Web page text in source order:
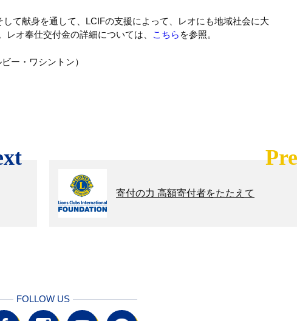
て献身を通して、LCIFの支援によって、レオにも地域社会に大
オ奉仕交付金の詳細については、
こちら を参照。
ー・ワシントン）
寄付の力 高額寄付者をたたえて
FOLLOW US